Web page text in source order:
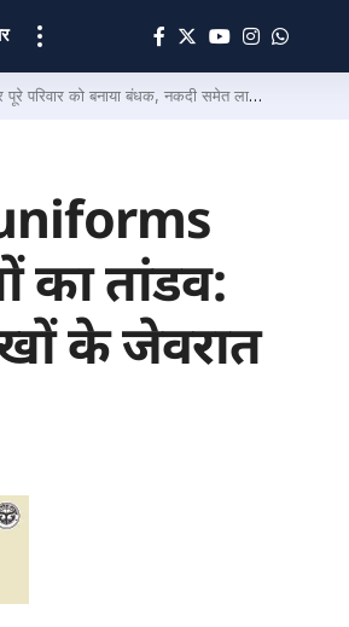
बंधक, नकदी समेत लाखों के जेवरात लूटे
तांडव:
के जेवरात